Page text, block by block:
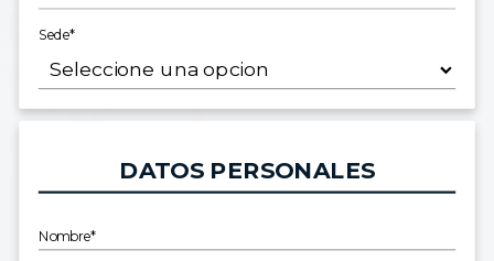
Sede*
DATOS PERSONALES
Nombre*